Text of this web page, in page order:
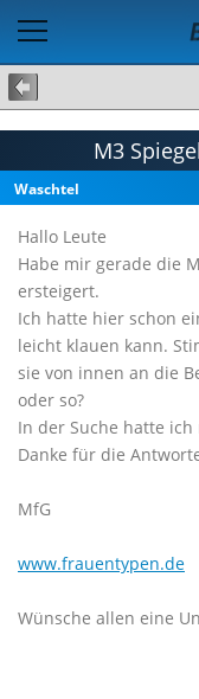
M3
Waschtel
Hallo Leute
Habe mir gerade die
ersteigert.
Ich hatte hier schon
leicht klauen kann.
sie von innen an die
oder so?
In der Suche hatte
Danke für die
MfG
www.frauentypen.de
Wünsche allen eine